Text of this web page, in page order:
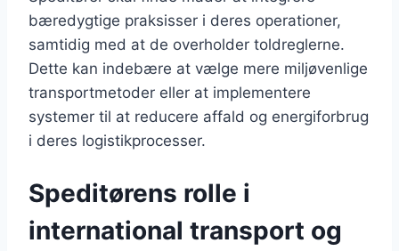
bæredygtige praksisser i deres operationer,
samtidig med at de overholder toldreglerne.
Dette kan indebære at vælge mere miljøvenlige
transportmetoder eller at implementere
systemer til at reducere affald og energiforbrug
i deres logistikprocesser.
Speditørens rolle i
international transport og